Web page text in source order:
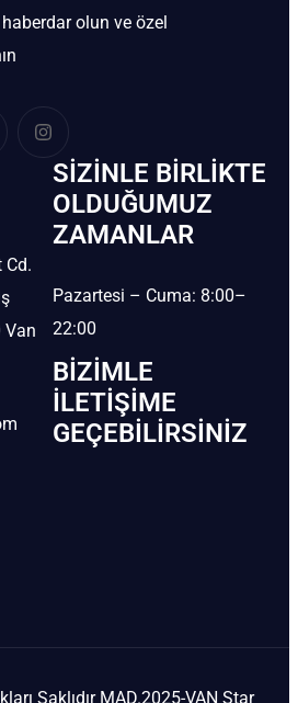
olun ve özel
Cd.
Van
SIZINLE BIRLIKTE
OLDUĞUMUZ
ZAMANLAR
Pazartesi – Cuma: 8:00–
22:00
BIZIMLE
İLETIŞIME
GEÇEBILIRSINIZ
Saklıdır MAD.2025-VAN Star